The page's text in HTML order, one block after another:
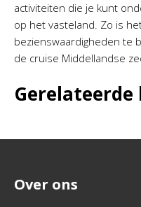
activiteiten die je kunt
op het vasteland. Zo is
bezienswaardigheden te
de cruise Middellandse
Over ons